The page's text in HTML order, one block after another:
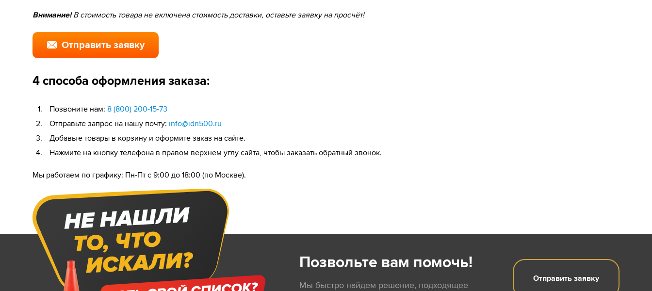
Внимание!В стоимость товара не включена стоимость доставки, оставьте заявку на просчёт!
Отправить заявку
4 способа оформления заказа:
Позвоните нам: 8 (800) 200-15-73
Отправьте запрос на нашу почту: info@idn500.ru
Добавьте товары в корзину и оформите заказ на сайте.
Нажмите на кнопку телефона в правом верхнем углу сайта, чтобы заказать обратный звонок.
Мы работаем по графику: Пн-Пт с 9:00 до 18:00 (по Москве).
Позвольте вам помочь!
Мы быстро найдем решение, подходящее
Отправить заявку